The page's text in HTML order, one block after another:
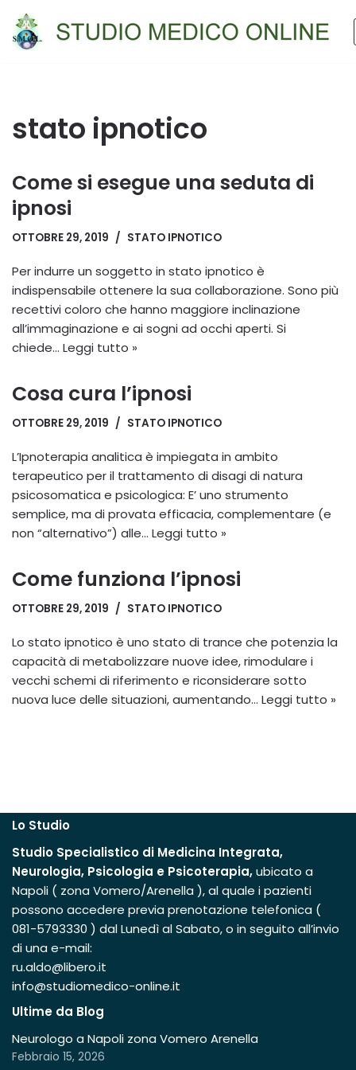
Vai
stato ipnotico
Come si esegue una seduta di
ipnosi
OTTOBRE 29, 2019 STATO IPNOTICO
Per indurre un soggetto in stato ipnotico è
indispensabile ottenere la sua collaborazione. Sono più
recettivi coloro che hanno maggiore inclinazione
all’immaginazione e ai sogni ad occhi aperti. Si
chiede… Leggi tutto »
Cosa cura l’ipnosi
OTTOBRE 29, 2019 STATO IPNOTICO
L’Ipnoterapia analitica è impiegata in ambito
terapeutico per il trattamento di disagi di natura
psicosomatica e psicologica: E’ uno strumento
semplice, ma di provata efficacia, complementare (e
non “alternativo”) alle… Leggi tutto »
Come funziona l’ipnosi
OTTOBRE 29, 2019 STATO IPNOTICO
Lo stato ipnotico è uno stato di trance che potenzia la
capacità di metabolizzare nuove idee, rimodulare i
vecchi schemi di riferimento e riconsiderare sotto
nuova luce delle situazioni, aumentando… Leggi tutto »
Lo Studio
Studio Specialistico di Medicina Integrata,
Neurologia, Psicologia e Psicoterapia,ubicato a
Napoli ( zona Vomero/Arenella ), al quale i pazienti
possono accedere previa prenotazione telefonica (
081-5793330 ) dal Lunedì al Sabato, o in seguito all’invio
di una e-mail:
ru.aldo@libero.it
info@studiomedico-online.it
Ultime da Blog
Neurologo a Napoli zona Vomero Arenella
Febbraio 15, 2026